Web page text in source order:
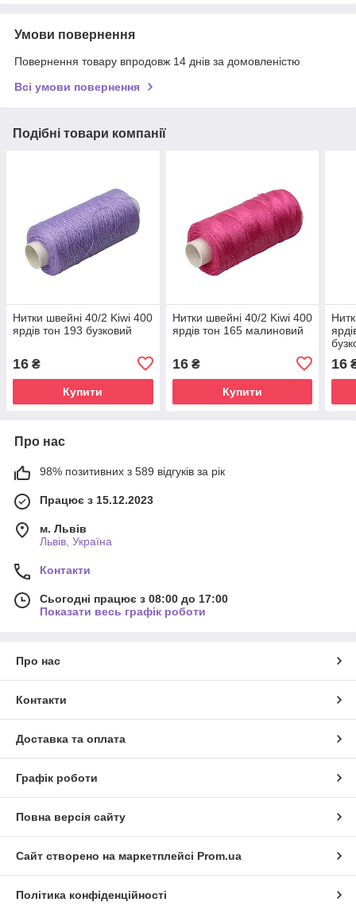
Умови повернення
Повернення товару впродовж 14 днів за домовленістю
Всі умови повернення
Подібні товари компанії
Нитки швейні 40/2 Kiwi 400
ярдів тон 193 бузковий
16 ₴
Купити
Нитки швейні 40/2 Kiwi 400
ярдів тон 165 малиновий
16₴
Купити
16
Про нас
98% позитивних з 589 відгуків за рік
Працює з 15.12.2023
м. Львів
Львів, Україна
Контакти
Сьогодні працює з 08:00 до 17:00
Показати весь графік роботи
Про нас
Контакти
Доставка та оплата
Графік роботи
Повна версія сайту
Сайт створено на маркетплейсі Prom.ua
Політика конфіденційності